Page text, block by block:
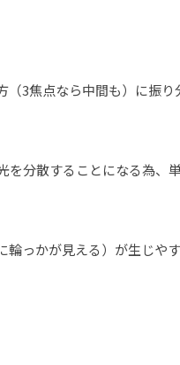
（3焦点なら中間も）に振り
を分散することになる為、
輪っかが見える）が生じやす